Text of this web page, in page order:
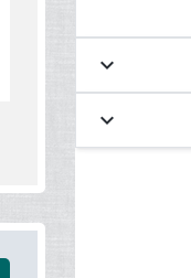
keyboard_arrow_down
keyboard_arrow_down